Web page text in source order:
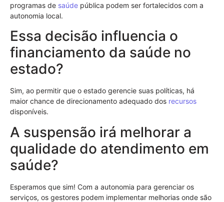
programas de saúde pública podem ser fortalecidos com a
autonomia local.
Essa decisão influencia o
financiamento da saúde no
estado?
Sim, ao permitir que o estado gerencie suas políticas, há
maior chance de direcionamento adequado dos recursos
disponíveis.
A suspensão irá melhorar a
qualidade do atendimento em
saúde?
Esperamos que sim! Com a autonomia para gerenciar os
serviços, os gestores podem implementar melhorias onde são